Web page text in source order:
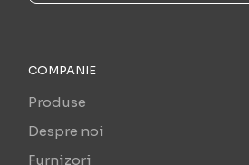
COMPANIE
Produse
Despre noi
Furnizori